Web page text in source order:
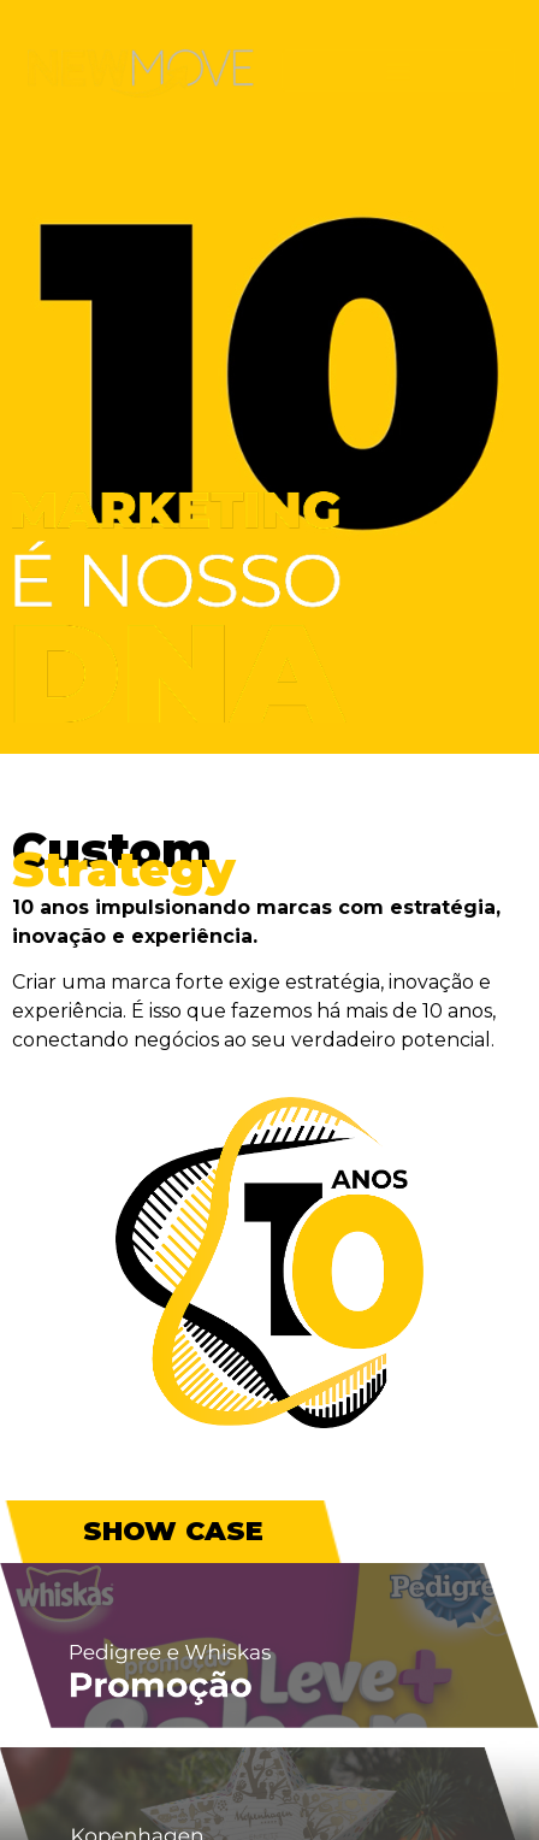
Custom
Strategy
10 anos impulsionando marcas com estratégia,
inovação e experiência.
Criar uma marca forte exige estratégia, inovação e
experiência. É isso que fazemos há mais de 10 anos,
conectando negócios ao seu verdadeiro potencial.
SHOW CASE